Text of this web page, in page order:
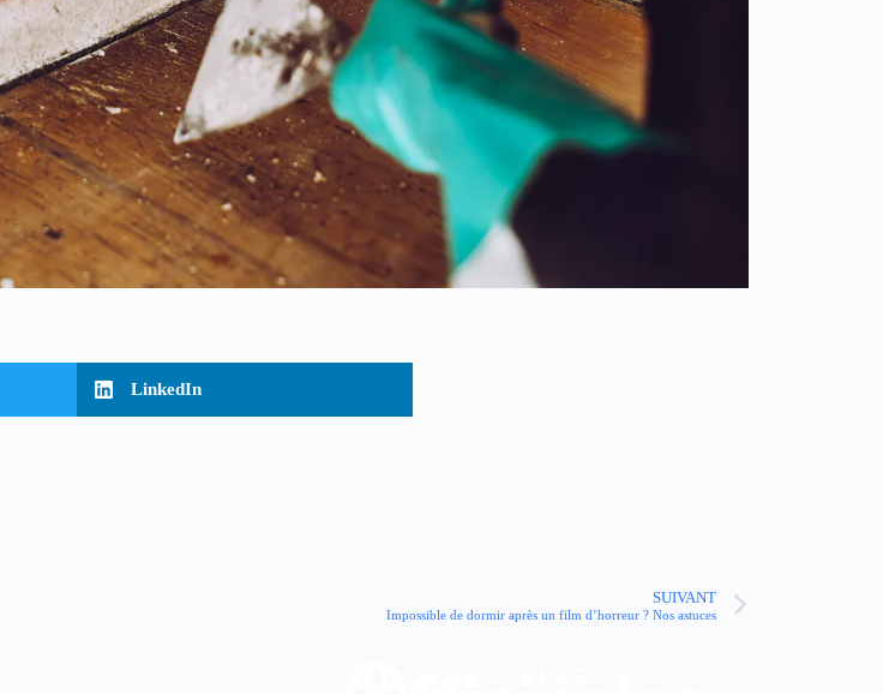
LinkedIn
SUIVANT
Impossible de dormir après un film d’horreur ? Nos astuces